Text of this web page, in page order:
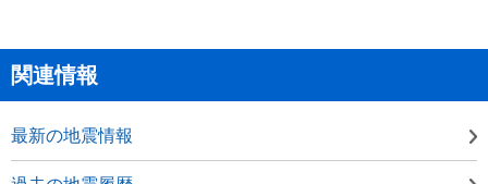
関連情報
最新の地震情報